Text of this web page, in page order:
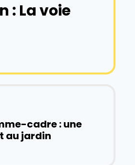
: La voie
cadre : une
au jardin